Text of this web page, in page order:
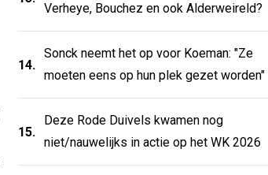
Verheye, Bouchez en ook Alderweireld?
14.
Sonck neemt het op voor Koeman: "Ze
moeten eens op hun plek gezet worden"
15.
Deze Rode Duivels kwamen nog
niet/nauwelijks in actie op het WK 2026